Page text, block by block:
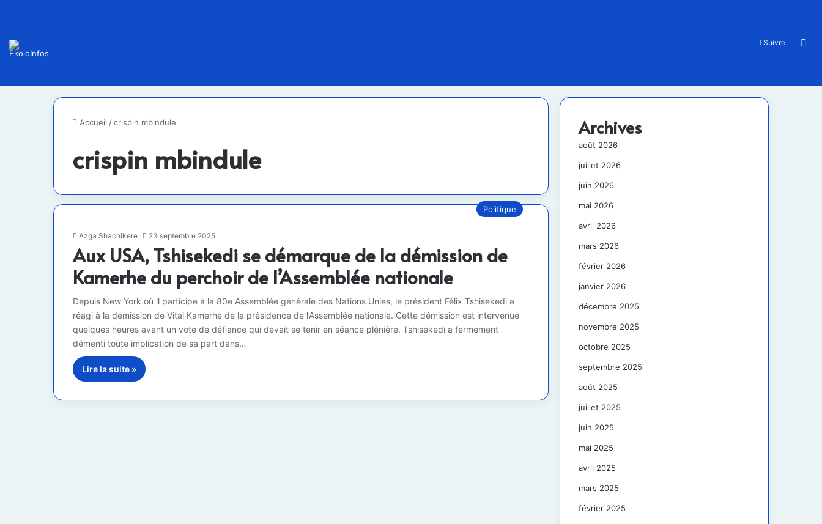
Suivre
Accueil /crispin mbindule
crispin mbindule
Politique
Azga Shachikere 23 septembre 2025
Aux USA, Tshisekedi se démarque de la démission de
Kamerhe du perchoir de l’Assemblée nationale
Depuis New York où il participe à la 80e Assemblée générale des Nations Unies, le président Félix Tshisekedi a
réagi à la démission de Vital Kamerhe de la présidence de l’Assemblée nationale. Cette démission est intervenue
quelques heures avant un vote de défiance qui devait se tenir en séance plénière. Tshisekedi a fermement
démenti toute implication de sa part dans…
Lire la suite »
Archives
août 2026
juillet 2026
juin 2026
mai 2026
avril 2026
mars 2026
février 2026
janvier 2026
décembre 2025
novembre 2025
octobre 2025
septembre 2025
août 2025
juillet 2025
juin 2025
mai 2025
avril 2025
mars 2025
février 2025